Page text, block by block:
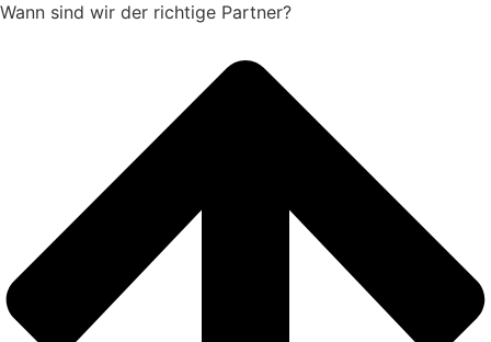
Wann sind wir der richtige Partner?